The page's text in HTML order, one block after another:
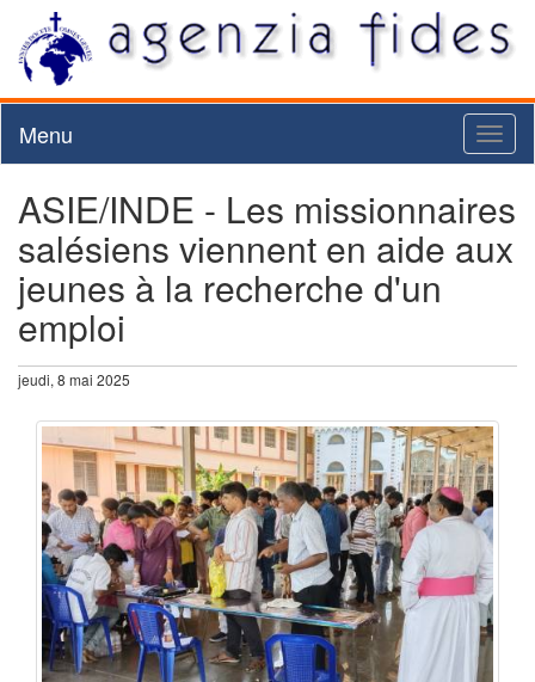
Menu
ASIE/INDE - Les missionnaires
salésiens viennent en aide aux
jeunes à la recherche d'un
emploi
jeudi, 8 mai 2025